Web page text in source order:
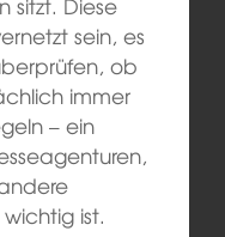
sein, es
ob
immer
– ein
ist.